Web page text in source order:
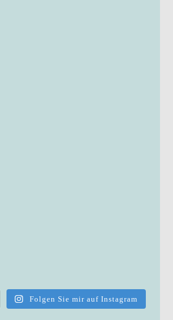
Folgen Sie mir auf Instagram